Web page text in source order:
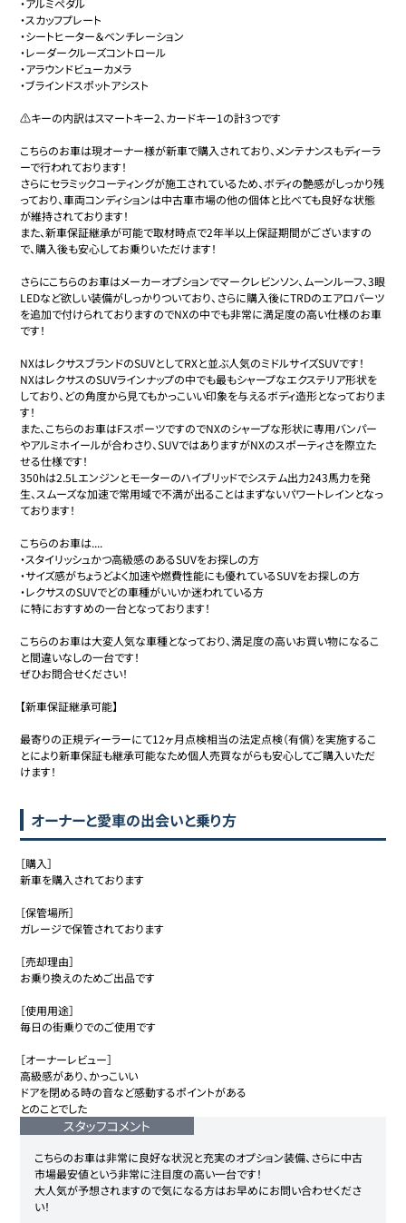
・アルミペダル
・スカッフプレート
・シートヒーター＆ベンチレーション
・レーダークルーズコントロール
・アラウンドビューカメラ
・ブラインドスポットアシスト
⚠️キーの内訳はスマートキー2、カードキー1の計3つです
こちらのお車は現オーナー様が新車で購入されており、メンテナンスもディーラ
ーで行われております！
さらにセラミックコーティングが施工されているため、ボディの艶感がしっかり残
っており、車両コンディションは中古車市場の他の個体と比べても良好な状態
が維持されております！
また、新車保証継承が可能で取材時点で2年半以上保証期間がございますの
で、購入後も安心してお乗りいただけます！
さらにこちらのお車はメーカーオプションでマークレビンソン、ムーンルーフ、3眼
LEDなど欲しい装備がしっかりついており、さらに購入後にTRDのエアロパーツ
を追加で付けられておりますのでNXの中でも非常に満足度の高い仕様のお車
です！
NXはレクサスブランドのSUVとしてRXと並ぶ人気のミドルサイズSUVです！
NXはレクサスのSUVラインナップの中でも最もシャープなエクステリア形状を
しており、どの角度から見てもかっこいい印象を与えるボディ造形となっておりま
す！
また、こちらのお車はFスポーツですのでNXのシャープな形状に専用バンパー
やアルミホイールが合わさり、SUVではありますがNXのスポーティさを際立た
せる仕様です！
350hは2.5Lエンジンとモーターのハイブリッドでシステム出力243馬力を発
生、スムーズな加速で常用域で不満が出ることはまずないパワートレインとなっ
ております！
こちらのお車は....
・スタイリッシュかつ高級感のあるSUVをお探しの方
・サイズ感がちょうどよく加速や燃費性能にも優れているSUVをお探しの方
・レクサスのSUVでどの車種がいいか迷われている方
に特におすすめの一台となっております！
こちらのお車は大変人気な車種となっており、満足度の高いお買い物になるこ
と間違いなしの一台です！
ぜひお問合せください！
【新車保証継承可能】
最寄りの正規ディーラーにて12ヶ月点検相当の法定点検（有償）を実施するこ
とにより新車保証も継承可能なため個人売買ながらも安心してご購入いただ
けます！
オーナーと愛車の出会いと乗り方
［購入］
新車を購入されております
［保管場所］
ガレージで保管されております
［売却理由］
お乗り換えのためご出品です
［使用用途］
毎日の街乗りでのご使用です
［オーナーレビュー］
高級感があり、かっこいい
ドアを閉める時の音など感動するポイントがある
とのことでした
スタッフコメント
こちらのお車は非常に良好な状況と充実のオプション装備、さらに中古
市場最安値という非常に注目度の高い一台です！
大人気が予想されますので気になる方はお早めにお問い合わせくださ
い！